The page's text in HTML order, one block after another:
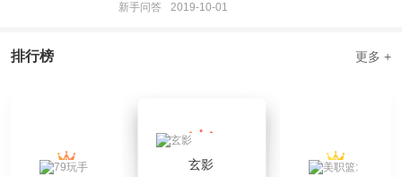
新手问答 2019-10-01
排行榜 更多 +
玄影